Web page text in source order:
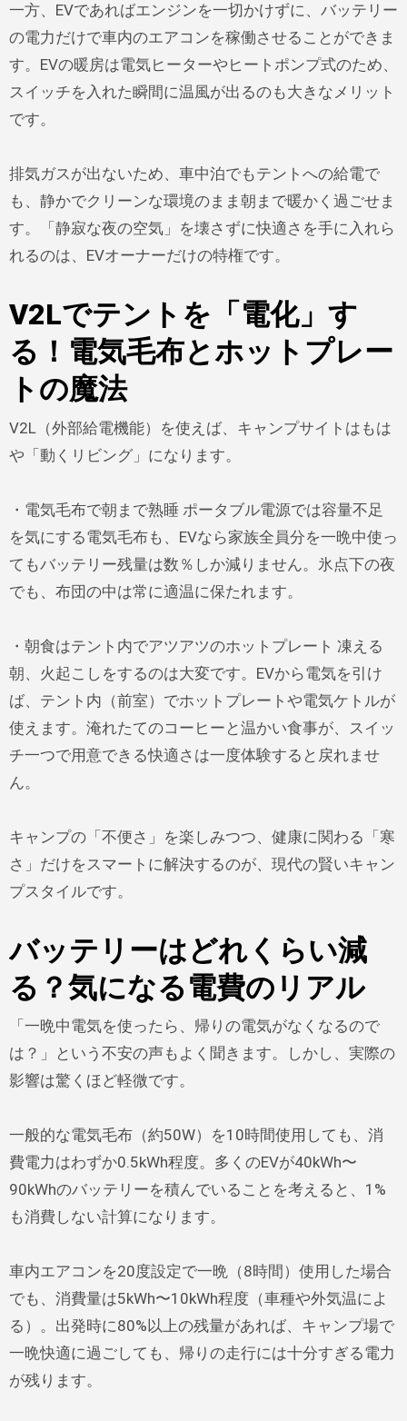
一方、EVであればエンジンを一切かけずに、バッテリー
の電力だけで車内のエアコンを稼働させることができま
す。EVの暖房は電気ヒーターやヒートポンプ式のため、
スイッチを入れた瞬間に温風が出るのも大きなメリット
です。
排気ガスが出ないため、車中泊でもテントへの給電で
も、静かでクリーンな環境のまま朝まで暖かく過ごせま
す。「静寂な夜の空気」を壊さずに快適さを手に入れら
れるのは、EVオーナーだけの特権です。
V2Lでテントを「電化」す
る！電気毛布とホットプレー
トの魔法
V2L（外部給電機能）を使えば、キャンプサイトはもは
や「動くリビング」になります。
・電気毛布で朝まで熟睡 ポータブル電源では容量不足
を気にする電気毛布も、EVなら家族全員分を一晩中使っ
てもバッテリー残量は数％しか減りません。氷点下の夜
でも、布団の中は常に適温に保たれます。
・朝食はテント内でアツアツのホットプレート 凍える
朝、火起こしをするのは大変です。EVから電気を引け
ば、テント内（前室）でホットプレートや電気ケトルが
使えます。淹れたてのコーヒーと温かい食事が、スイッ
チ一つで用意できる快適さは一度体験すると戻れませ
ん。
キャンプの「不便さ」を楽しみつつ、健康に関わる「寒
さ」だけをスマートに解決するのが、現代の賢いキャン
プスタイルです。
バッテリーはどれくらい減
る？気になる電費のリアル
「一晩中電気を使ったら、帰りの電気がなくなるので
は？」という不安の声もよく聞きます。しかし、実際の
影響は驚くほど軽微です。
一般的な電気毛布（約50W）を10時間使用しても、消
費電力はわずか0.5kWh程度。多くのEVが40kWh〜
90kWhのバッテリーを積んでいることを考えると、1%
も消費しない計算になります。
車内エアコンを20度設定で一晩（8時間）使用した場合
でも、消費量は5kWh〜10kWh程度（車種や外気温によ
る）。出発時に80%以上の残量があれば、キャンプ場で
一晩快適に過ごしても、帰りの走行には十分すぎる電力
が残ります。